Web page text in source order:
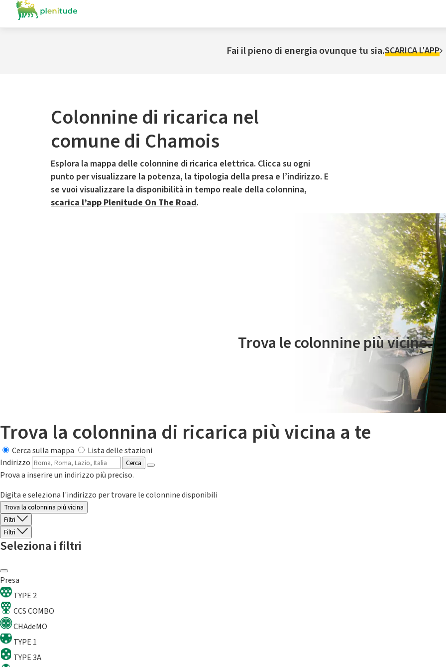
Fai il pieno di energia ovunque tu sia.SCARICA L'APP
Colonnine di ricarica nel
comune di Chamois
Esplora la mappa delle colonnine di ricarica elettrica. Clicca su ogni
punto per visualizzare la potenza, la tipologia della presa e l’indirizzo. E
se vuoi visualizzare la disponibilità in tempo reale della colonnina,
scarica l’app Plenitude On The Road.
Il servizio di mobilità elettrica è gestito da Plenitude On The Road
Trova le colonnine più vicine.
Trova la colonnina di ricarica più vicina a te
Cerca sulla mappa
Lista delle stazioni
Indirizzo
Cerca
Prova a inserire un indirizzo più preciso.
Digita e seleziona l'indirizzo per trovare le colonnine disponibili
Trova la colonnina piú vicina
Filtri
Filtri
Seleziona i filtri
Presa
TYPE 2
CCS COMBO
CHAdeMO
TYPE 1
TYPE 3A